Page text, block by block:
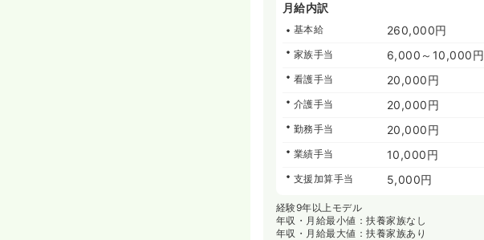
月給内訳
基本給 260,000円
家族手当 6,000～10,000円
看護手当 20,000円
介護手当 20,000円
勤務手当 20,000円
業績手当 10,000円
支援加算手当 5,000円
経験9年以上モデル
年収・月給最小値：扶養家族なし
年収・月給最大値：扶養家族あり